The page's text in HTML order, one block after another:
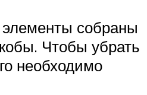
собраны
Чтобы убрать
необходимо